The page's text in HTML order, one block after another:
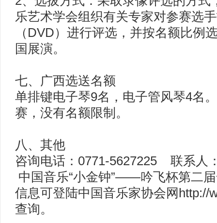
乐艺术学会组织有关专家对参赛选
（DVD）进行评选，并按名额比例
国展演。
七、广西选送名额
单排键电子琴9名，电子管风琴4名
赛，没有名额限制。
八、其他
咨询电话：0771-5627225 联系人
中国音乐“小金钟”——吟飞杯第二
信息可登陆中国音乐家协会网http://
查询。